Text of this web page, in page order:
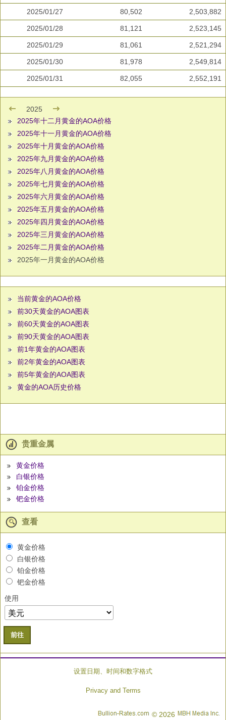
2025/01/27 80,502 2,503,882
2025/01/28 81,121 2,523,145
2025/01/29 81,061 2,521,294
2025/01/30 81,978 2,549,814
2025/01/31 82,055 2,552,191
2025
2025年十二月黄金的AOA价格
2025年十一月黄金的AOA价格
2025年十月黄金的AOA价格
2025年九月黄金的AOA价格
2025年八月黄金的AOA价格
2025年七月黄金的AOA价格
2025年六月黄金的AOA价格
2025年五月黄金的AOA价格
2025年四月黄金的AOA价格
2025年三月黄金的AOA价格
2025年二月黄金的AOA价格
2025年一月黄金的AOA价格
当前黄金的AOA价格
前30天黄金的AOA图表
前60天黄金的AOA图表
前90天黄金的AOA图表
前1年黄金的AOA图表
前2年黄金的AOA图表
前5年黄金的AOA图表
黄金的AOA历史价格
贵重金属
黄金价格
白银价格
铂金价格
钯金价格
查看
黄金价格
白银价格
铂金价格
钯金价格
使用
前往
设置日期、时间和数字格式
Privacy and Terms
© 2026